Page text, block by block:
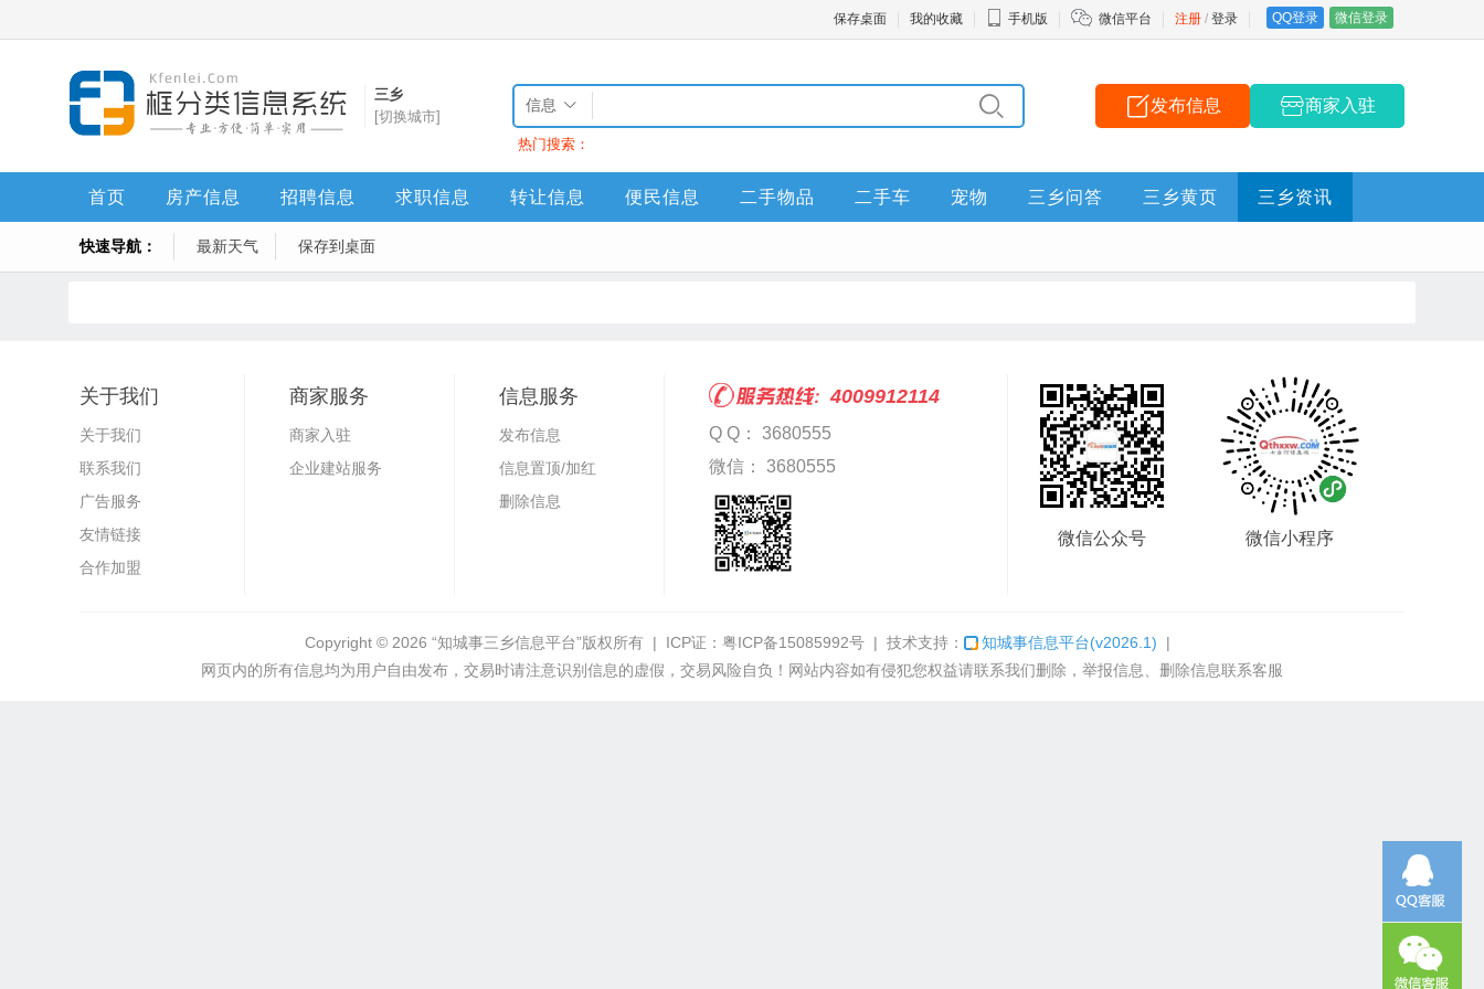
注册 / 登录 QQ登录 微信登录
保存桌面 我的收藏 手机版 微信平台
三乡
[切换城市]
信息
热门搜索：
发布信息 商家入驻
首页 房产信息 招聘信息 求职信息 转让信息 便民信息 二手物品 二手车 宠物 三乡问答 三乡黄页 三乡资讯
快速导航： 最新天气 保存到桌面
关于我们
关于我们
联系我们
广告服务
友情链接
合作加盟
商家服务
商家入驻
企业建站服务
信息服务
发布信息
信息置顶/加红
删除信息
4009912114
Q Q： 3680555
微信： 3680555
微信公众号 微信小程序
Copyright © 2026 “知城事三乡信息平台”版权所有 | ICP证： 粤ICP备15085992号 | 技术支持： 知城事信息平台(v2026.1) |
网页内的所有信息均为用户自由发布，交易时请注意识别信息的虚假，交易风险自负！网站内容如有侵犯您权益请联系我们删除，举报信息、删除信息联系客服